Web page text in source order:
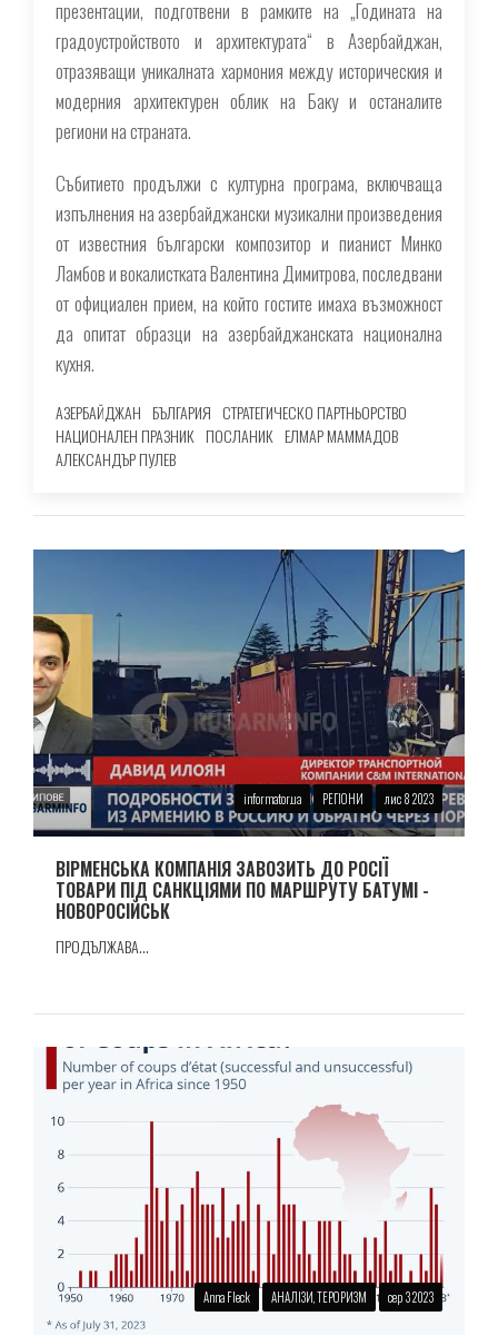
презентации, подготвени в рамките на „Годината на
градоустройството и архитектурата“ в Азербайджан,
отразяващи уникалната хармония между историческия и
модерния архитектурен облик на Баку и останалите
региони на страната.
Събитието продължи с културна програма, включваща
изпълнения на азербайджански музикални произведения
от известния български композитор и пианист Минко
Ламбов и вокалистката Валентина Димитрова, последвани
от официален прием, на който гостите имаха възможност
да опитат образци на азербайджанската национална
кухня.
АЗЕРБАЙДЖАН БЪЛГАРИЯ СТРАТЕГИЧЕСКО ПАРТНЬОРСТВО
НАЦИОНАЛЕН ПРАЗНИК ПОСЛАНИК ЕЛМАР МАММАДОВ
АЛЕКСАНДЪР ПУЛЕВ
informator.ua РЕГІОНИ лис 8 2023
ВIРМЕНСЬКА КОМПАНIЯ ЗАВОЗИТЬ ДО РОСІЇ
ТОВАРИ ПIД САНКЦIЯМИ ПО МАРШРУТУ БАТУМI -
НОВОРОСIЙСЬК
ПРОДЪЛЖАВА...
Anna Fleck АНАЛІЗИ, ТЕРОРИЗМ сер 3 2023